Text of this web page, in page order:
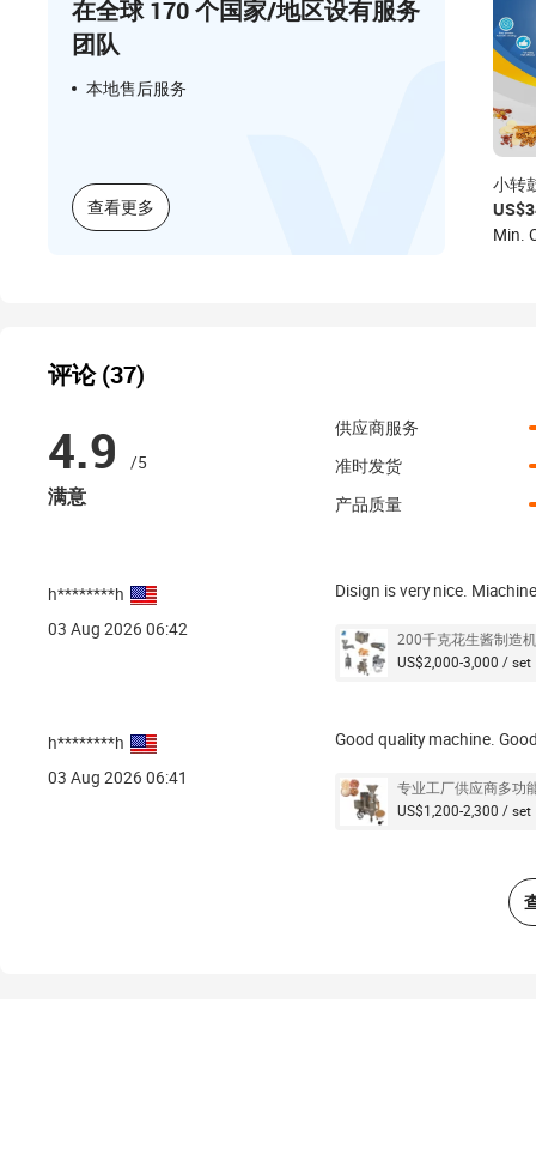
在全球 170 个国家/地区设有服务
团队
本地售后服务
查看更多
小转
品八
生仁
Min.
评论 (37)
4.9 /5
满意
供应商服务
准时发货
产品质量
h********h
03 Aug 2026 06:42
Disign is very nice.
200千克花生酱制造
US$2,000-3,000 / set
h********h
03 Aug 2026 06:41
Good quality machine.
专业工厂供应商多功
US$1,200-2,300 / set